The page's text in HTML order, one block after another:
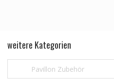
weitere Kategorien
Pavillon Zubehör